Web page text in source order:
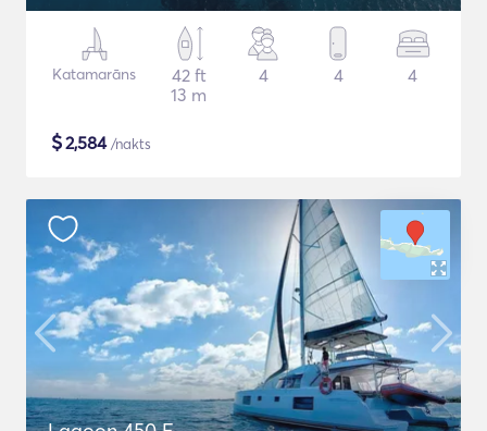
Katamarāns
42 ft
13 m
4 4 4
$2,584/nakts